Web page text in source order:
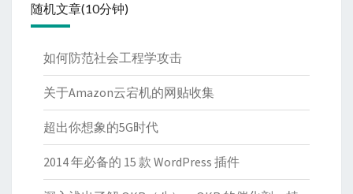
随机文章(10分钟)
如何防范社会工程学攻击
关于Amazon云宕机的网贴收集
超出你想象的5G时代
2014 年必备的 15 款 WordPress 插件